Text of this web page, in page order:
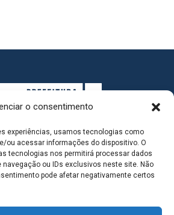
o consentimento
experiências, usamos tecnologias como
ou acessar informações do dispositivo. O
tecnologias nos permitirá processar dados
ou IDs exclusivos neste site. Não
pode afetar negativamente certos